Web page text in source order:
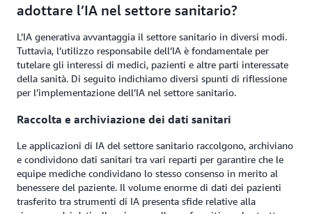
adottare l’IA nel settore sanitario?
L’IA generativa avvantaggia il settore sanitario in diversi modi.
Tuttavia, l’utilizzo responsabile dell’IA è fondamentale per
tutelare gli interessi di medici, pazienti e altre parti interessate
della sanità. Di seguito indichiamo diversi spunti di riflessione
per l’implementazione dell’IA nel settore sanitario.
Raccolta e archiviazione dei dati sanitari
Le applicazioni di IA del settore sanitario raccolgono, archiviano
e condividono dati sanitari tra vari reparti per garantire che le
equipe mediche condividano lo stesso consenso in merito al
benessere del paziente. Il volume enorme di dati dei pazienti
trasferito tra strumenti di IA presenta sfide relative alla